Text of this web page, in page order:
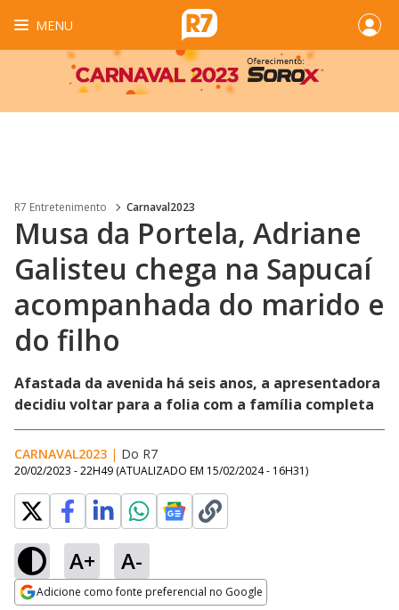
MENU
R7 Entretenimento Carnaval2023
Musa da Portela, Adriane
Galisteu chega na Sapucaí
acompanhada do marido e
do filho
Afastada da avenida há seis anos, a apresentadora
decidiu voltar para a folia com a família completa
CARNAVAL2023 | Do R7
20/02/2023 - 22H49 (ATUALIZADO EM 15/02/2024 - 16H31)
A+ A-
Adicione como fonte preferencial no Google